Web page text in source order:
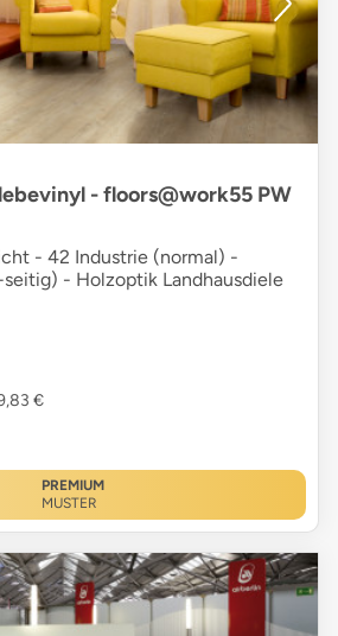
- floors@work55 PW
- 42 Industrie (normal) -
- Holzoptik Landhausdiele
€
PREMIUM
MUSTER